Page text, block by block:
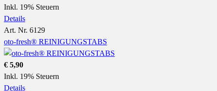
Inkl. 19% Steuern
Details
Art. Nr. 6129
oto-fresh® REINIGUNGSTABS
€ 5,90
Inkl. 19% Steuern
Details